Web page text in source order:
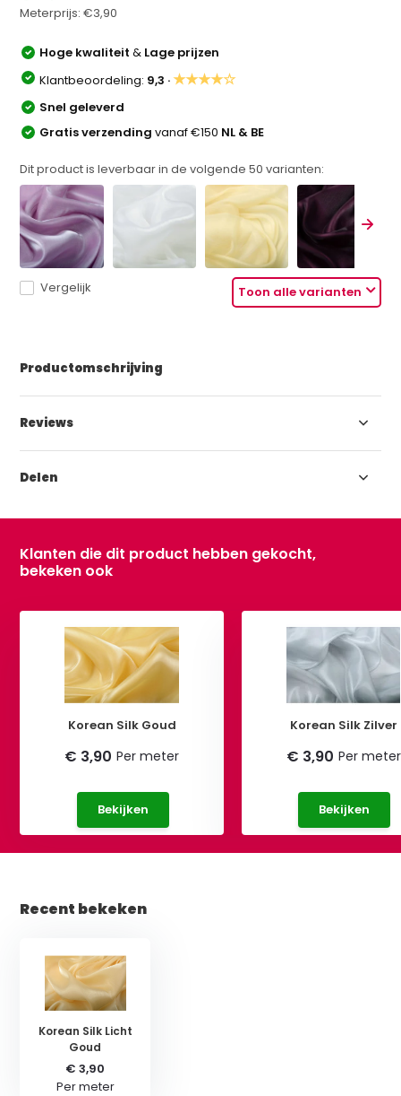
Meterprijs:€3,90
Hoge kwaliteit& Lage prijzen
Klantbeoordeling: 9,3 ·★★★★☆
Snel geleverd
Gratis verzendingvanaf €150 NL & BE
Dit product is leverbaar in de volgende50 varianten:
Toon alle varianten
Vergelijk
Productomschrijving
Reviews
Delen
Klanten die dit product hebben gekocht,
bekeken ook
Korean Silk Goud
€ 3,90 Per meter
Bekijken
Korean Silk Zilver
€ 3,90 Per meter
Bekijken
Recent bekeken
Korean Silk Licht
Goud
€ 3,90
Per meter